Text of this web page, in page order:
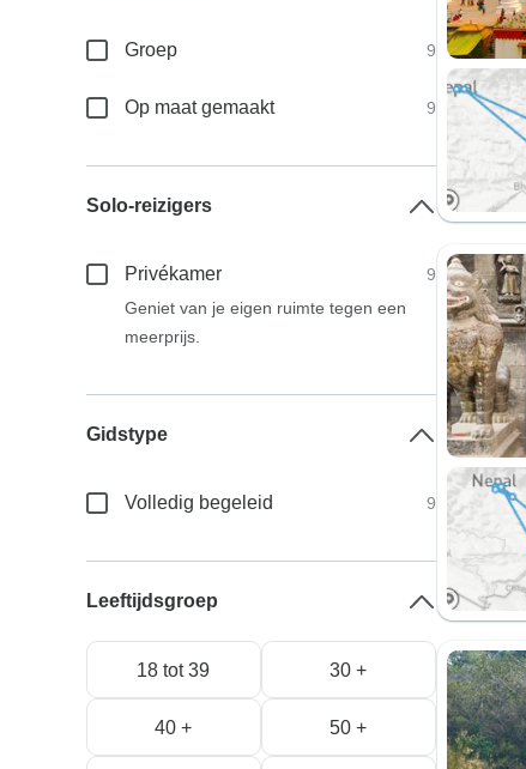
Groep 9
Op maat gemaakt 9
Solo-reizigers
Privékamer
9
Geniet van je eigen ruimte tegen een
meerprijs.
Gidstype
Volledig begeleid 9
Leeftijdsgroep
18 tot 39 30 +
40 + 50 +